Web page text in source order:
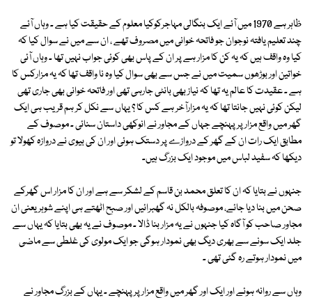
ظاہر ہے 1970 میں آئے ایک بنگالی مہاجرکوکیا معلوم کے حقیقت کیا ہے ۔ وہاں آئے
چند تعلیم یافتہ نوجوان جو فاتحہ خوانی میں مصروف تھے ، ان سے میں نے سوال کیا کہ
کیا وہ واقف ہیں کہ یہ کن کا مزار ہے پر ان کے پاس بھی کوئی جواب نہیں تھا ۔ وہاں آئی
خواتین اور بوڑھوں سمیت میں نے جس سے بھی سوال کیا وہ نا واقف تھا کہ یہ مزارکس کا
ہے ۔ عقیدت کا عالم یہ تھا کہ نیاز بھی بانٹی جارہی تھی اور فاتحہ خوانی بھی جاری تھی
لیکن کوئی نہیں جانتا تھا کہ یہ مزارآخر ہے کس کا ؟ یہاں سے نکل کر ہم قریب ہی ایک
گھر میں واقع مزار پر پہنچے جہاں کے مجاور نے انوکھی داستان سنائی ۔ موصوف کے
مطابق ایک رات ان کے گھر کے دروازے پر دستک ہوئی اور ان کی بیوی نے دروازہ کھولا تو
دیکھا کہ سفید لباس میں موجود ایک بزرگ ہیں۔
جنہوں نے بتایا کہ ان کا تعلق محمد بن قاسم کے لشکر سے ہے اور ان کا مزار اس گھرکے
صحن میں بنا دیا جائے، موصوفہ بالکل نہ گھبرائیں اور صبح اٹھتے ہی اپنے شوہر یعنی ان
مجاور صاحب کو آگاہ کیا جنہوں نے یہ مزار بنا ڈالا ۔ موصوف نے یہ بھی بتایا کہ یہاں سے
جلد ایک سونے سے بھری دیگ بھی نمودار ہوگی جو ایک مولوی کی غلطی سے ماضی
میں نمودار ہوتے رہ گئی تھی ۔
وہاں سے روانہ ہوئے اور ایک اور گھر میں واقع مزار پر پہنچے ۔ یہاں کے بزرگ مجاور نے